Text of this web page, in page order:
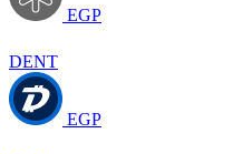
EGP
DENT
EGP